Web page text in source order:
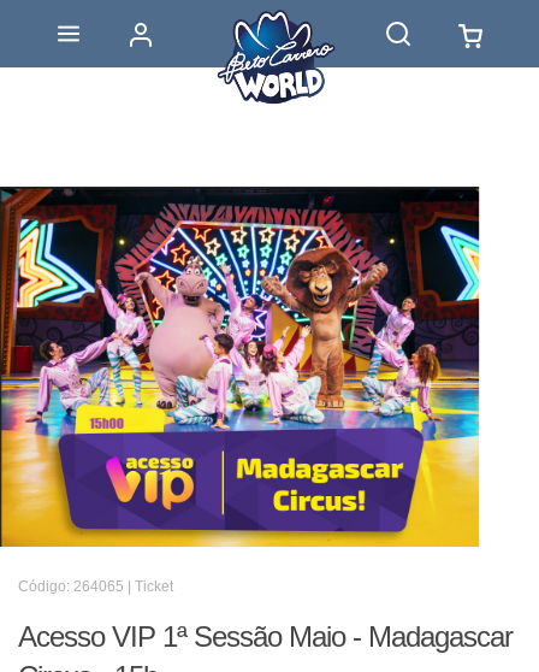
Código: 264065 | Ticket
Acesso VIP 1ª Sessão Maio - Madagascar